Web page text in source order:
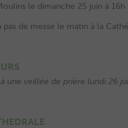
le dimanche 25 juin à 16h
de messe le matin à la
à une veillée de prière lundi 26